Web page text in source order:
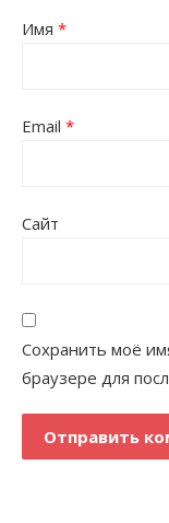
Имя *
Email *
Сайт
Сохранить моё
браузере для